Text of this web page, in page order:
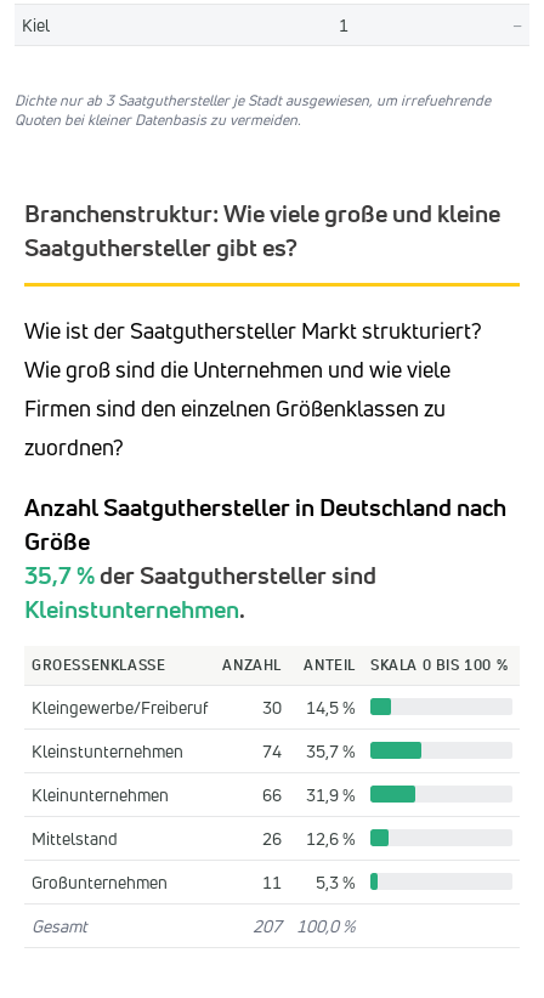
Kiel
1 –
Dichte nur ab 3 Saatguthersteller je Stadt ausgewiesen, um irrefuehrende
Quoten bei kleiner Datenbasis zu vermeiden.
Branchenstruktur: Wie viele große und kleine
Saatguthersteller gibt es?
Wie ist der Saatguthersteller Markt strukturiert?
Wie groß sind die Unternehmen und wie viele
Firmen sind den einzelnen Größenklassen zu
zuordnen?
Anzahl Saatguthersteller in Deutschland nach
Größe
35,7 %der Saatguthersteller sind
Kleinstunternehmen.
GROESSENKLASSE ANZAHL ANTEIL SKALA 0 BIS 100 %
Kleingewerbe/Freiberuf 30
14,5 %
Kleinstunternehmen
74
35,7 %
Kleinunternehmen
66
31,9 %
Mittelstand
26
12,6 %
Großunternehmen
11
5,3 %
Gesamt
207 100,0 %